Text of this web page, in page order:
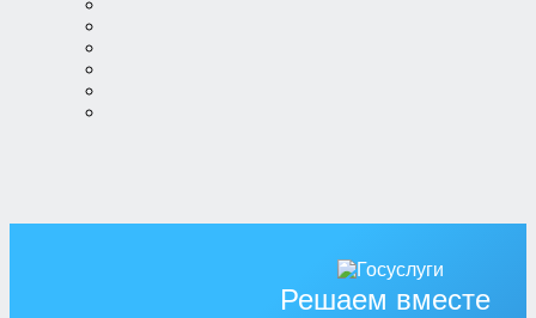
Решаем вместе